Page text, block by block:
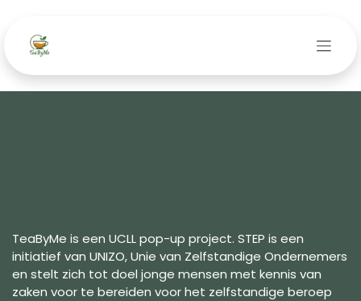
TeaByMe is een UCLL pop-up project. STEP is een
initiatief van UNIZO, Unie van Zelfstandige Ondernemers
en stelt zich tot doel jonge mensen met kennis van
zaken​ voor te bereiden voor het zelfstandige beroep